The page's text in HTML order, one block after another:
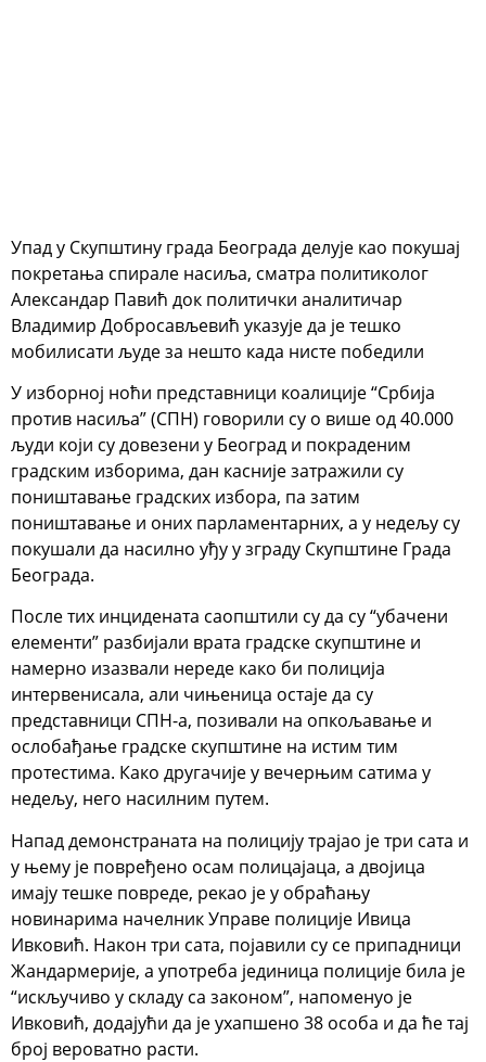
Упад у Скупштину града Београда делује као покушај
покретања спирале насиља, сматра политиколог
Александар Павић док политички аналитичар
Владимир Добросављевић указује да је тешко
мобилисати људе за нешто када нисте победили
У изборној ноћи представници коалиције “Србија
против насиља” (СПН) говорили су о више од 40.000
људи који су довезени у Београд и покраденим
градским изборима, дан касније затражили су
поништавање градских избора, па затим
поништавање и оних парламентарних, а у недељу су
покушали да насилно уђу у зграду Скупштине Града
Београда.
После тих инцидената саопштили су да су “убачени
елементи” разбијали врата градске скупштине и
намерно изазвали нереде како би полиција
интервенисала, али чињеница остаје да су
представници СПН-а, позивали на опкољавање и
ослобађање градске скупштине на истим тим
протестима. Како другачије у вечерњим сатима у
недељу, него насилним путем.
Напад демонстраната на полицију трајао је три сата и
у њему је повређено осам полицајаца, а двојица
имају тешке повреде, рекао је у обраћању
новинарима начелник Управе полиције Ивица
Ивковић. Након три сата, појавили су се припадници
Жандармерије, а употреба јединица полиције била је
“искључиво у складу са законом”, напоменуо је
Ивковић, додајући да је ухапшено 38 особа и да ће тај
број вероватно расти.